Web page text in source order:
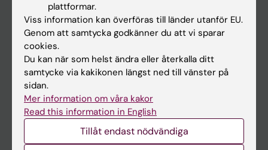
Nyheter
Kalender
Student
Ladok
Canvas
plattformar.
Viss information kan överföras till länder utanför EU.
Genom att samtycka godkänner du att vi sparar
cookies.
Du kan när som helst ändra eller återkalla ditt
samtycke via kakikonen längst ned till vänster på
sidan.
Mer information om våra kakor
Read this information in English
Tillåt endast nödvändiga